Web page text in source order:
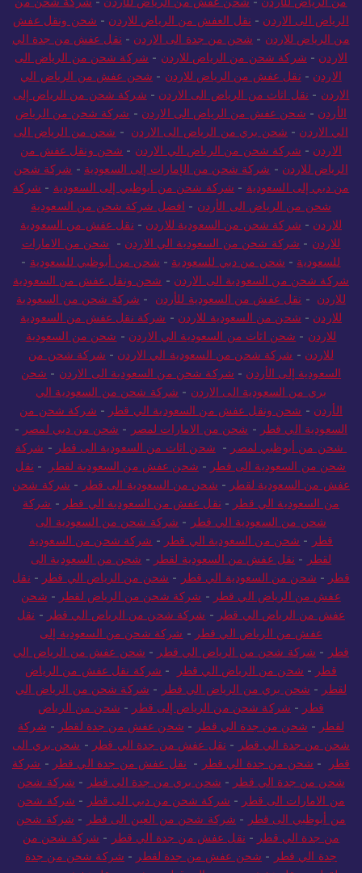
من الرياض للأردن -شحن عفش من الرياض للأردن-شركة شحن من
الرياض الى الاردن -نقل العفش من الرياض للاردن -شحن ونقل عفش
من الرياض للاردن-شحن من جدة الى الاردن -نقل عفش من جدة الي
الاردن-شركة شحن من الرياض للاردن -شركة شحن من الرياض الى
الاردن-نقل عفش من الرياض للاردن-شحن عفش من الرياض الي
الاردن- نقل اثاث من الرياض الى الاردن-شركة شحن من الرياض إلى
الأردن-شحن عفش من الرياض الى الاردن- شركة شحن من الرياض
الي الاردن-شحن بري من الرياض الى الاردن -شحن من الرياض الى
الاردن
-شركة شحن من الرياض الي الاردن -شحن ونقل عفش من
الرياض للاردن-شركة شحن من الإمارات إلى السعودية-شركة شحن
من دبي إلى السعودية - شركة شحن من أبوظبي إلى السعودية-شركة
شحن من الرياض الى الأردن -افضل شركة شحن من السعودية
للاردن- شركة شحن من السعودية للاردن-نقل عفش من السعودية
للاردن-شركة شحن من السعودية الي الاردن -شحن من الامارات
للسعودية-شحن من دبي للسعودية -شحن من أبوظبي للسعودية-
شركة شحن من السعودية الى الاردن-شحن ونقل عفش من السعودية
للاردن- نقل عفش من السعودية للأردن -شركة شحن من السعودية
للاردن-شحن من السعودية للاردن - شركة نقل عفش من السعودية
للاردن- شحن اثاث من السعودية الي الاردن- شحن من السعودية
للاردن-شركة شحن من السعودية الي الاردن-شركة شحن من
السعودية إلى الأردن-شركة شحن من السعودية الى الاردن-شحن
بري من السعودية الى الاردن-شركة شحن من السعودية الي
الأردن- شحن ونقل عفش من السعودية الي قطر-شركة شحن من
السعودية الي قطر
-شحن من الامارات لمصر- شحن من دبي لمصر-
شحن من أبوظبي لمصر-شحن اثاث من السعودية الى قطر -
شركة
شحن من السعودية الى قطر-شحن عفش من السعودية لقطر-نقل
عفش من السعودية لقطر -شحن من السعودية الى قطر-شركة شحن
من السعودية الي قطر - نقل عفش من السعودية الي قطر- شركة
شحن من السعودية الي قطر
-شركة شحن من السعودية الى
قطر-شحن من السعودية الي قطر- شركة شحن من السعودية
لقطر-نقل عفش من السعودية لقطر-
شحن من السعودية الى
قطر- شحن من السعودية الي قطر- شحن من الرياض الي قطر-نقل
عفش من الرياض الي قطر-شركة شحن من الرياض لقطر- شحن
عفش من الرياض الي قطر
-شركة شحن من الرياض الي قطر-
عفش من الرياض الي قطر-
شركة شحن من السعودية إلى
قطر- شركة شحن من الرياض الي قطر-شحن عفش من الرياض الي
قطر-شحن من الرياض الي قطر- شركة نقل عفش من الرياض
لقطر-شحن بري من الرياض الي قطر -شركة شحن من الرياض الي
قطر- شركة شحن من الرياض إلى قطر -شحن من الرياض
لقطر - شحن من جدة الي قطر-شحن عفش من جدة لقطر-شركة
شحن من جدة الي قطر- نقل عفش من جدة الي قطر-
شحن بري الى
قطر - شحن من جدة الي قطر-نقل عفش من جدة الي قطر-شركة
شحن من جدة الي قطر - شحن بري من جدة الي قطر - شركة شحن
من الامارات الى قطر-شركة شحن من دبي الى قطر - شركة شحن
من أبوظبي الى قطر - شركة شحن من العين الى قطر -شركة شحن
من جدة الي قطر-نقل عفش من جدة الي قطر -شركة شحن من